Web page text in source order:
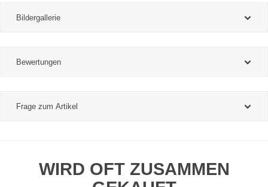
Bildergallerie
Bewertungen
Frage zum Artikel
WIRD OFT ZUSAMMEN